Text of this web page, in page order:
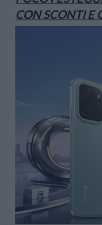
CON SCONTI E